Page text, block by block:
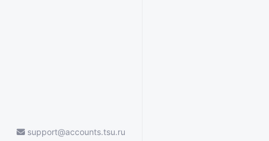
support@accounts.tsu.ru